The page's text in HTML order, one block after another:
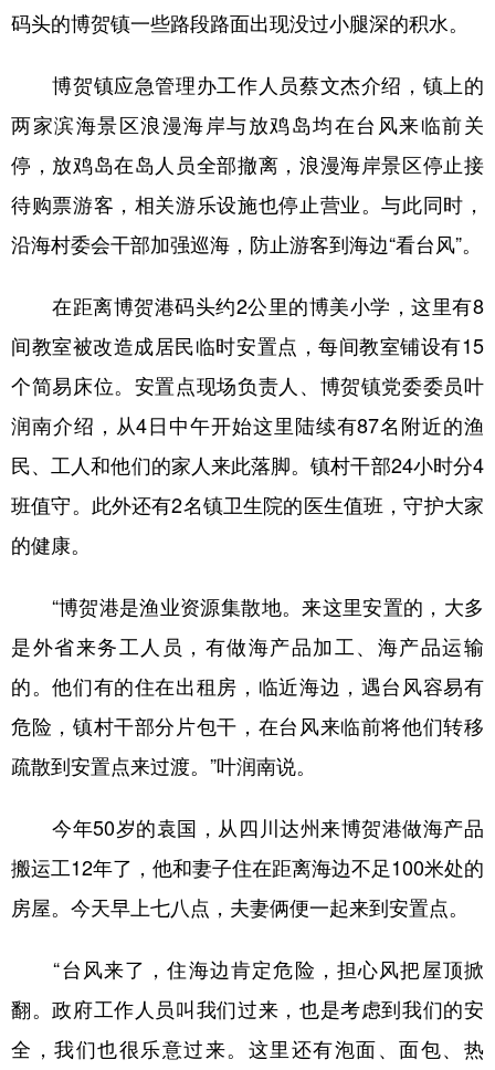
公益 一带一路 亚太网 上市公司
地方频道
北京 天津 河北 山西
辽宁 吉林 上海 江苏
浙江 安徽 福建 江西
山东 河南 湖北 湖南
广东 广西 海南 重庆
四川 贵州 云南 西藏
陕西 甘肃 青海 宁夏
多语种频道
English Español Français عربى
Deutsch Português
码头的博贺镇一些路段路面出现没过小腿深的积水。
博贺镇应急管理办工作人员蔡文杰介绍，镇上的
两家滨海景区浪漫海岸与放鸡岛均在台风来临前关
停，放鸡岛在岛人员全部撤离，浪漫海岸景区停止接
待购票游客，相关游乐设施也停止营业。与此同时，
沿海村委会干部加强巡海，防止游客到海边“看台风”。
在距离博贺港码头约2公里的博美小学，这里有8
间教室被改造成居民临时安置点，每间教室铺设有15
个简易床位。安置点现场负责人、博贺镇党委委员叶
润南介绍，从4日中午开始这里陆续有87名附近的渔
民、工人和他们的家人来此落脚。镇村干部24小时分4
班值守。此外还有2名镇卫生院的医生值班，守护大家
的健康。
“博贺港是渔业资源集散地。来这里安置的，大多
是外省来务工人员，有做海产品加工、海产品运输
的。他们有的住在出租房，临近海边，遇台风容易有
危险，镇村干部分片包干，在台风来临前将他们转移
疏散到安置点来过渡。”叶润南说。
今年50岁的袁国，从四川达州来博贺港做海产品
搬运工12年了，他和妻子住在距离海边不足100米处的
房屋。今天早上七八点，夫妻俩便一起来到安置点。
“台风来了，住海边肯定危险，担心风把屋顶掀
翻。政府工作人员叫我们过来，也是考虑到我们的安
全，我们也很乐意过来。这里还有泡面、面包、热